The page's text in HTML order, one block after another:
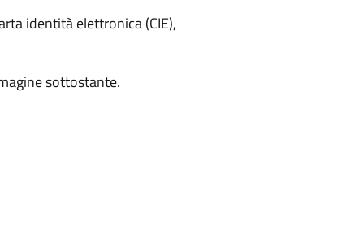
identità elettronica (CIE),
sottostante.